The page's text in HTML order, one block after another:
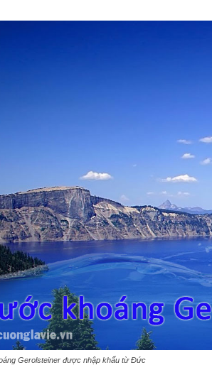
Gerolsteiner được nhập khẩu từ Đức